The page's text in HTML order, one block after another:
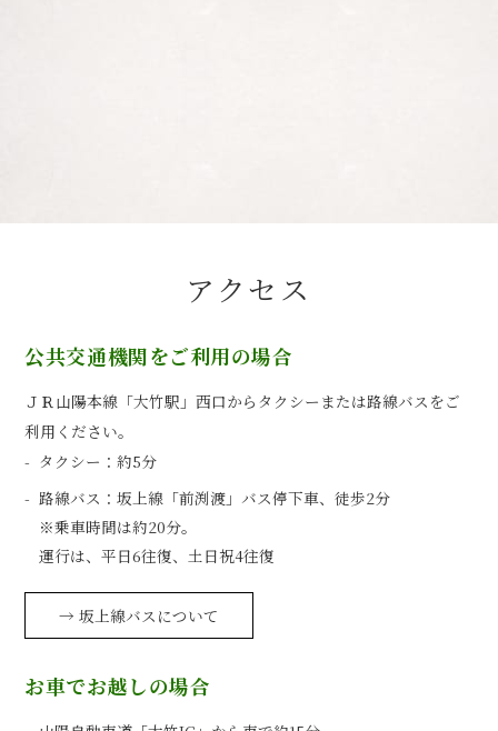
アクセス
公共交通機関をご利用の場合
ＪＲ山陽本線「大竹駅」西口からタクシーまたは路線バスをご
利用ください。
タクシー：約5分
路線バス：坂上線「前渕渡」バス停下車、徒歩2分
※乗車時間は約20分。
運行は、平日6往復、土日祝4往復
→ 坂上線バスについて
お車でお越しの場合